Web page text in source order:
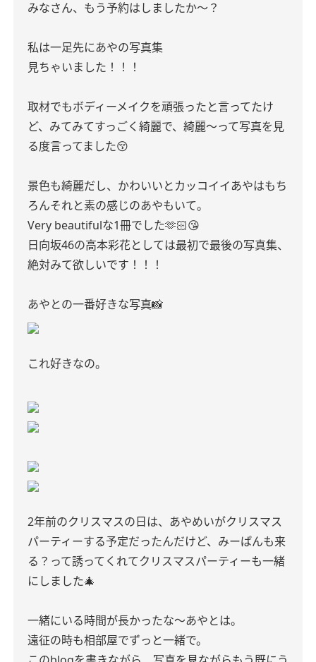
みなさん、もう予約はしましたか〜？
私は一足先にあやの写真集
見ちゃいました！！！
取材でもボディーメイクを頑張ったと言ってたけ
ど、みてみてすっごく綺麗で、綺麗〜って写真を見
る度言ってました😚
景色も綺麗だし、かわいいとカッコイイあやはもち
ろんそれと素の感じのあやもいて。
Very beautifulな1冊でした🫶🏻😘
日向坂46の高本彩花としては最初で最後の写真集、
絶対みて欲しいです！！！
あやとの一番好きな写真📸
これ好きなの。
2年前のクリスマスの日は、あやめいがクリスマス
パーティーする予定だったんだけど、みーぱんも来
る？って誘ってくれてクリスマスパーティーも一緒
にしました🎄
一緒にいる時間が長かったな〜あやとは。
遠征の時も相部屋でずっと一緒で。